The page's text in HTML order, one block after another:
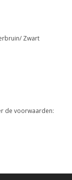
Zwart
de voorwaarden: